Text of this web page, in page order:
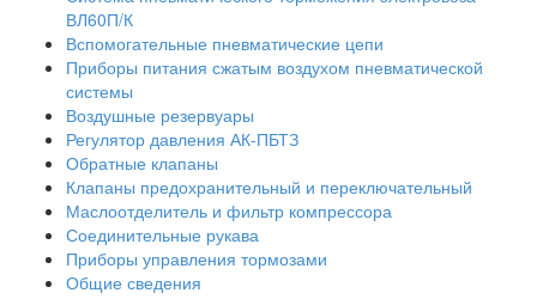
ВЛ60П/К
Вспомогательные пневматические цепи
Приборы питания сжатым воздухом пневматической
системы
Воздушные резервуары
Регулятор давления АК-ПБТЗ
Обратные клапаны
Клапаны предохранительный и переключательный
Маслоотделитель и фильтр компрессора
Соединительные рукава
Приборы управления тормозами
Общие сведения